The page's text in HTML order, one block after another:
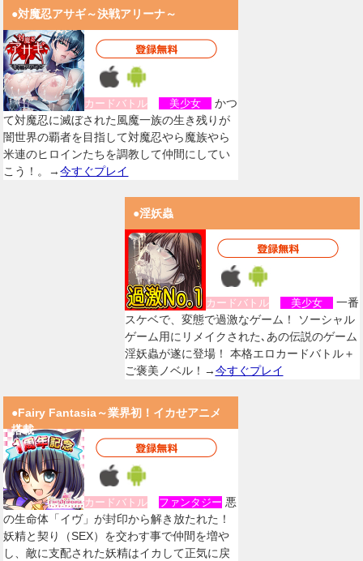
●対魔忍アサギ～決戦アリーナ～
カードバトル 美少女
かつ
て対魔忍に滅ぼされた風魔一族の生き残りが
闇世界の覇者を目指して対魔忍やら魔族やら
米連のヒロインたちを調教して仲間にしてい
こう！。→今すぐプレイ
●淫妖蟲
カードバトル 美少女
一番
スケベで、変態で過激なゲーム！ ソーシャル
ゲーム用にリメイクされた､あの伝説のゲーム
淫妖蟲が遂に登場！ 本格エロカードバトル＋
ご褒美ノベル！→今すぐプレイ
●Fairy Fantasia～業界初！イカせアニメ
搭載
カードバトル ファンタジー 悪
の生命体「イヴ」が封印から解き放たれた！
妖精と契り（SEX）を交わす事で仲間を増や
し、敵に支配された妖精はイカして正気に戻